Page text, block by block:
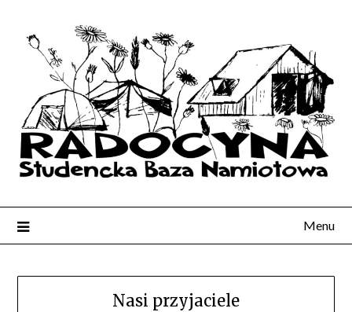
Menu
Nasi przyjaciele